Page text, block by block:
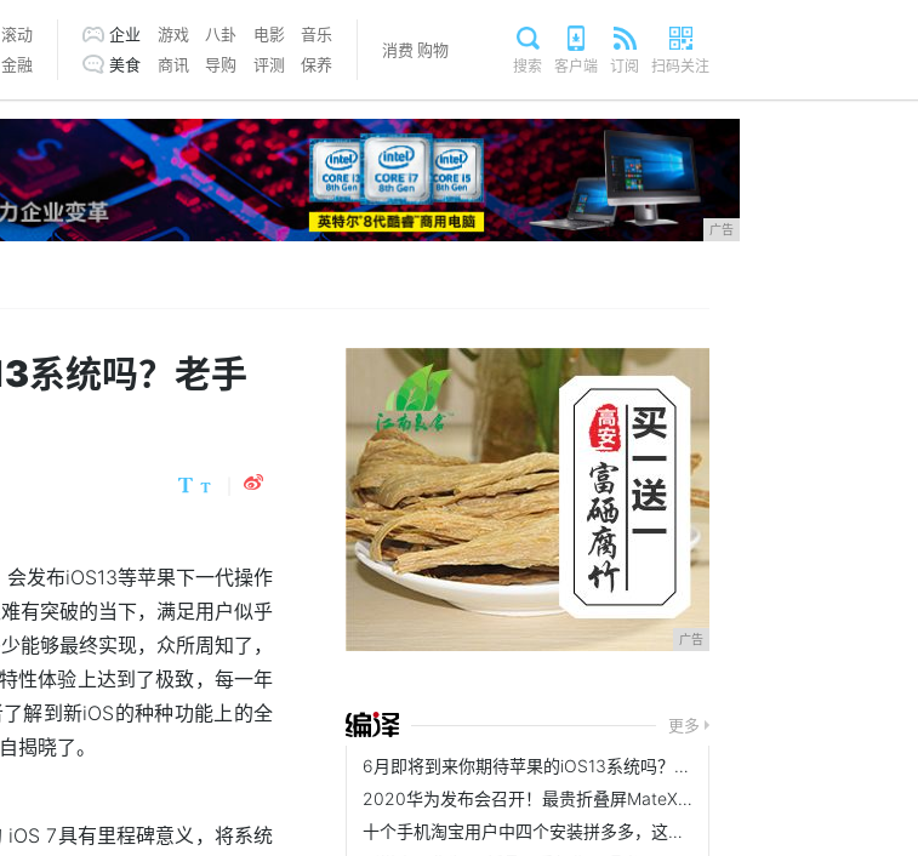
滚动
金融
企业 游戏 八卦 电影
音乐
美食
商讯 导购 评测 保养
消费 购物
搜索 客户端 订阅 扫码关注
广告
系统吗？老手
发布iOS13等苹果下一代操作
有突破的当下，满足用户似乎
能够最终实现，众所周知了，
性体验上达到了极致，每一年
解到新iOS的种种功能上的全
揭晓了。
7具有里程碑意义，将系统
广告
更多
6月即将到来你期待苹果的iOS13系统吗？老手机要被淘汰了！
2020华为发布会召开！最贵折叠屏MateXs正式发布华为发布会有哪些新品？
十个手机淘宝用户中四个安装拼多多，这份报告透露真实原因！